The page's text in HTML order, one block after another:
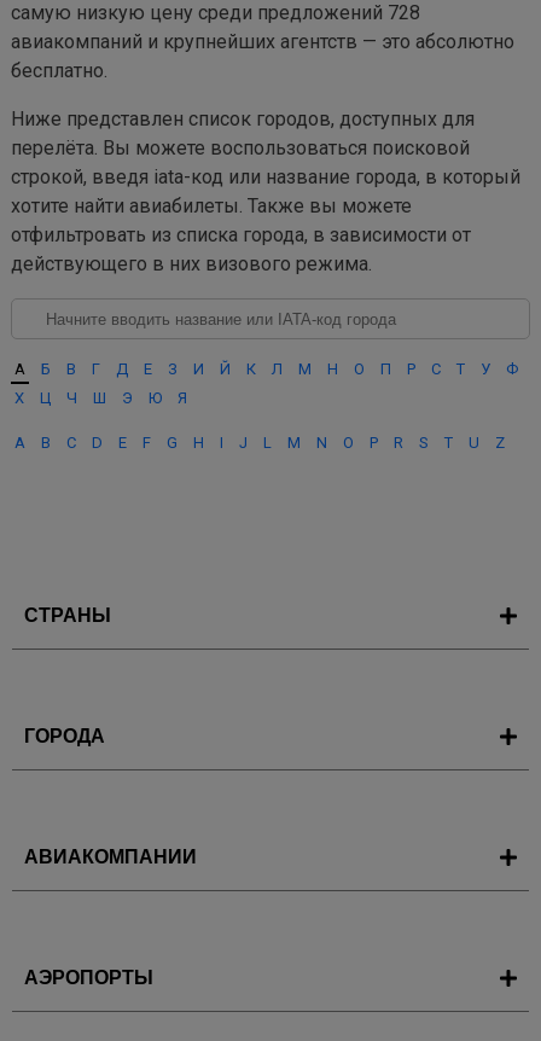
самую низкую цену среди предложений 728
авиакомпаний и крупнейших агентств — это абсолютно
бесплатно.
Ниже представлен список городов, доступных для
перелёта. Вы можете воспользоваться поисковой
строкой, введя iata-код или название города, в который
хотите найти авиабилеты. Также вы можете
отфильтровать из списка города, в зависимости от
действующего в них визового режима.
А Б В Г Д Е З И Й К Л М Н О П Р С Т У
Ф
Х
Ц Ч Ш Э Ю Я
A B C D E F G H I J L M N O P R S T U Z
СТРАНЫ
ГОРОДА
АВИАКОМПАНИИ
АЭРОПОРТЫ